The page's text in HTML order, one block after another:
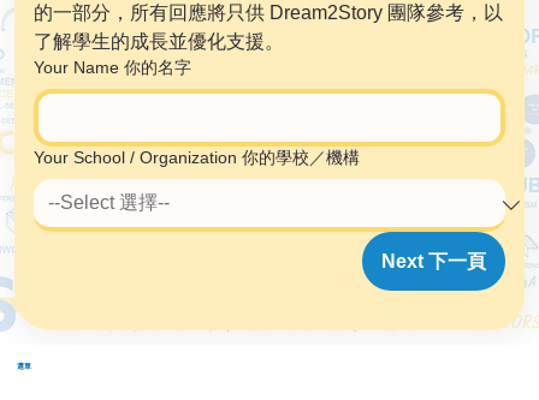
的一部分，所有回應將只供 Dream2Story 團隊參考，以
了解學生的成長並優化支援。
Your Name 你的名字
Your School / Organization 你的學校／機構
Next 下一頁
選單